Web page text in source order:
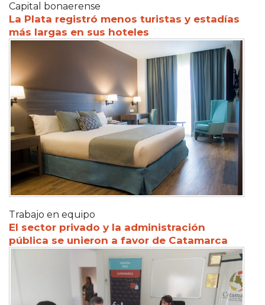
Capital bonaerense
La Plata registró menos turistas y estadías
más largas en sus hoteles
Trabajo en equipo
El sector privado y la administración
pública se unieron a favor de Catamarca